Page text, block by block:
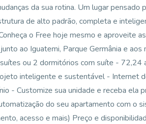
da sua rotina. Um lugar
de alto padrão, completa e
o Free hoje mesmo e aproveite
ao Iguatemi, Parque Germânia e
ou 2 dormitórios com suíte - 72,24
inteligente e sustentável - Internet
- Customize sua unidade e receba ela
do seu apartamento com o
acesso e mais) Preço e